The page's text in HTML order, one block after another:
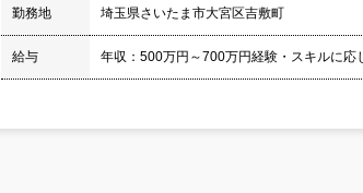
勤務地 埼玉県さいたま市大宮区吉敷町
給与 年収：500万円～700万円経験・スキルに応